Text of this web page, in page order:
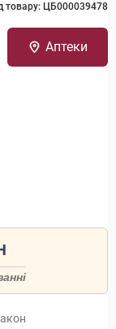
товару: ЦБ000039478
Аптеки